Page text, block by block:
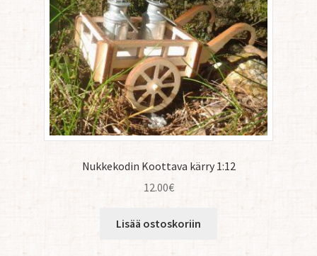
Nukkekodin Koottava kärry 1:12
12.00€
Lisää ostoskoriin